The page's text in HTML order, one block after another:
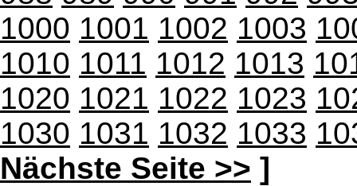
1000 1001 1002 1003
1010 1011 1012 1013
1020 1021 1022 1023
1030 1031 1032 1033
Nächste Seite >> ]